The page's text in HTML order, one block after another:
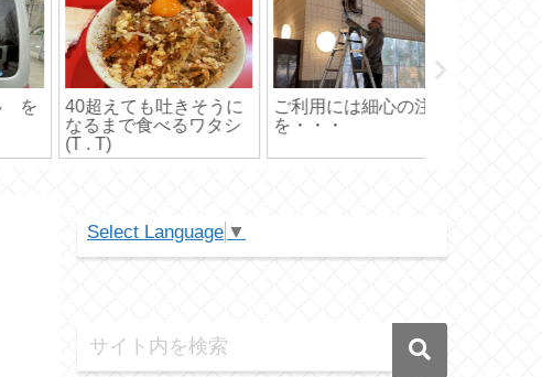
医療ビジネスの未来を
ご提案
クリーニング手順を簡
単にご説明
Select Language ▼